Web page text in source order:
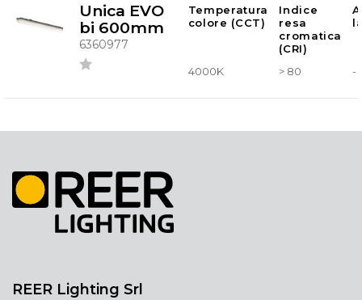
Unica EVO
bi 600mm
6360977
Temperatura
colore (CCT)
Indice
resa
cromatica
(CRI)
4000K > 80 -
REER Lighting Srl